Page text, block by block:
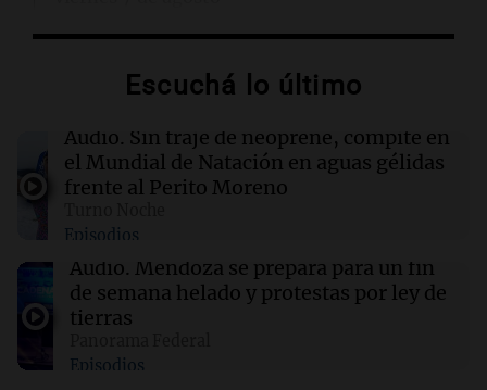
Incendio en Cuernavaca por fuga de gas en
00:05 Política y Economía
Ley de Propiedad Privada: maratónica sesión
extranjeros
00:05 Clima
Clima en CABA: cómo estará el tiempo este
Escuchá lo último
Audio. Sin traje de neoprene, compite en
el Mundial de Natación en aguas gélidas
frente al Perito Moreno
Episodios
Audio. Mendoza se prepara para un fin
de semana helado y protestas por ley de
tierras
Episodios